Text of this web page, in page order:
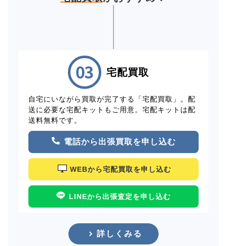
宅配買取
自宅にいながら買取が完了する「宅配買取」。配
送に必要な宅配キットもご用意。宅配キットは配
送料無料です。
電話から出張買取を申し込む
WEBから宅配買取を申し込む
LINEから出張査定を申し込む
詳しくみる